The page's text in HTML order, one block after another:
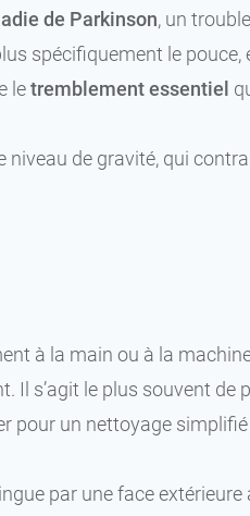
de Parkinson, un
spécifiquement le
letremblement essentiel
de gravité, qui
à la main ou à la
s’agit le plus souvent de
un nettoyage simplifié
par une face